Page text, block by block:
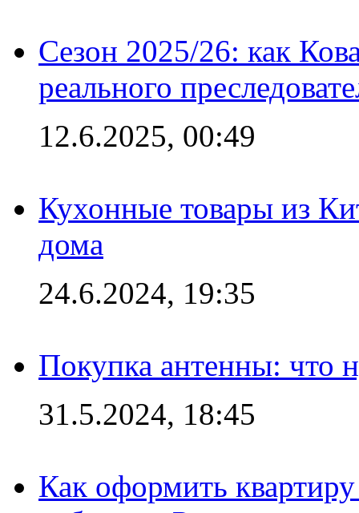
Сезон 2025/26: как
реального
12.6.2025, 00:49
Кухонные товары из
дома
24.6.2024, 19:35
Покупка антенны: что
31.5.2024, 18:45
Как оформить